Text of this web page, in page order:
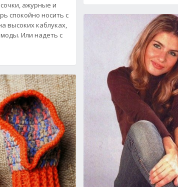
ажурные и
спокойно носить с
высоких каблуках,
Или надеть с